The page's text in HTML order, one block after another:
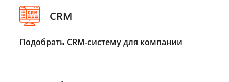
CRM
Подобрать CRM-систему для компании